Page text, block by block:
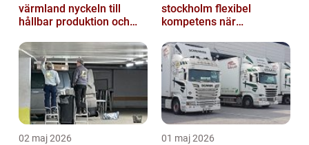
värmland nyckeln till
hållbar produktion och
stockholm flexibel
kompetens när
stöd
02 maj 2026 01 maj 2026